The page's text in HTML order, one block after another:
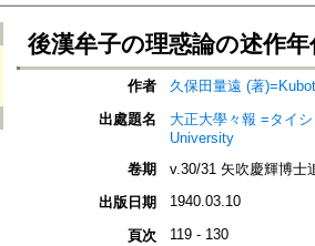
後漢牟子の理惑論の述作
作者
久保田量遠 (著
出處題名
大正大學々報 =タイ
University
卷期
v.30/31 矢吹慶輝博士
出版日期
1940.03.10
頁次 119 - 130